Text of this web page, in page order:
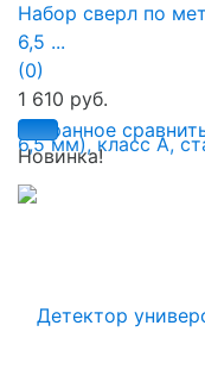
избранное
Набор сверл по
6,5 ...
(0)
1 610 руб.
Новинка!